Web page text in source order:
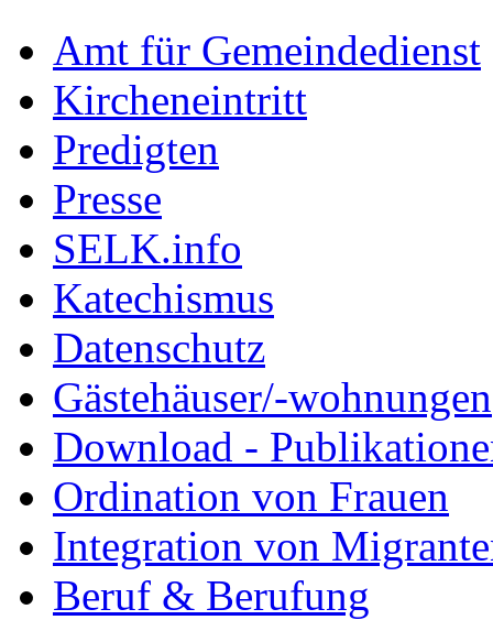
Amt für Gemeindedienst
Kircheneintritt
Predigten
Presse
SELK.info
Katechismus
Datenschutz
Gästehäuser/-wohnungen
Download -
Ordination von Frauen
Integration von
Beruf & Berufung